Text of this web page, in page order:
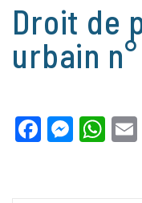
Droit de
urbain
Facebook